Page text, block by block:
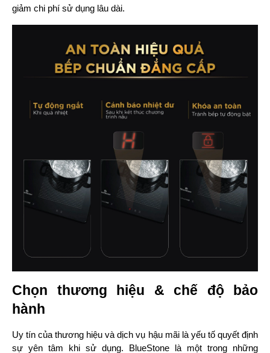
giảm chi phí sử dụng lâu dài.
Chọn thương hiệu & chế độ bảo
hành
Uy tín của thương hiệu và dịch vụ hậu mãi là yếu tố quyết định
sự yên tâm khi sử dụng. BlueStone là một trong những